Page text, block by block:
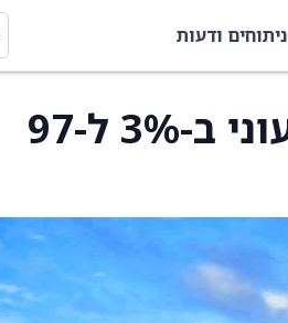
ניתוחים ודעות
Enbridge מעלה את הדיבידנד הרבעוני ב-3% ל-97